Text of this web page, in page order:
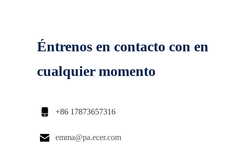
Éntrenos en contacto con en
cualquier momento
 +86 17873657316
 emma@pa.ecer.com